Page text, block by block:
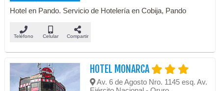
Hotel en Pando. Servicio de Hotelería en Cobija, Pando
Teléfono Celular Compartir
HOTEL MONARCA
Av. 6 de Agosto Nro. 1145 esq. Av.